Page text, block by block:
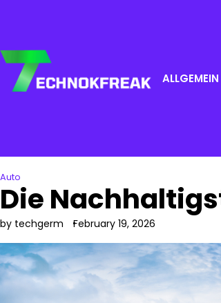
ALLGEMEIN
Auto
Die
by techgerm February 19, 2026